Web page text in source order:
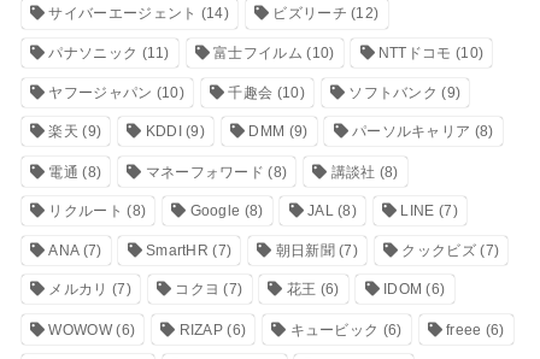
サイバーエージェント (14) ビズリーチ (12)
パナソニック (11) 富士フイルム (10) NTTドコモ (10)
ヤフージャパン (10) 千趣会 (10) ソフトバンク (9)
楽天 (9) KDDI (9) DMM (9) パーソルキャリア (8)
電通 (8) マネーフォワード (8) 講談社 (8)
リクルート (8) Google (8) JAL(8) LINE (7)
ANA(7) SmartHR (7) 朝日新聞 (7) クックビズ(7)
メルカリ (7) コクヨ (7) 花王 (6) IDOM (6)
WOWOW(6) RIZAP (6) キュービック (6) freee (6)